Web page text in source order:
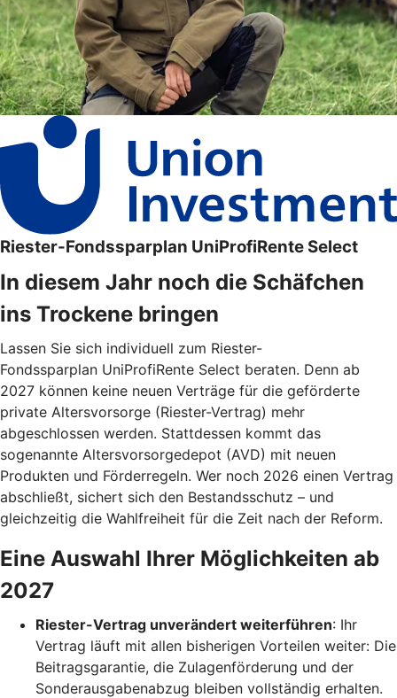
Riester-Fondssparplan UniProfiRente Select
In diesem Jahr noch die Schäfchen
ins Trockene bringen
Lassen Sie sich individuell zum Riester-
Fondssparplan UniProfiRente Select beraten. Denn ab
2027 können keine neuen Verträge für die geförderte
private Altersvorsorge (Riester-Vertrag) mehr
abgeschlossen werden. Stattdessen kommt das
sogenannte Altersvorsorgedepot (AVD) mit neuen
Produkten und Förderregeln. Wer noch 2026 einen Vertrag
abschließt, sichert sich den Bestandsschutz – und
gleichzeitig die Wahlfreiheit für die Zeit nach der Reform.
Eine Auswahl Ihrer Möglichkeiten ab
2027
Riester-Vertrag unverändert weiterführen: Ihr
Vertrag läuft mit allen bisherigen Vorteilen weiter: Die
Beitragsgarantie, die Zulagenförderung und der
Sonderausgabenabzug bleiben vollständig erhalten.